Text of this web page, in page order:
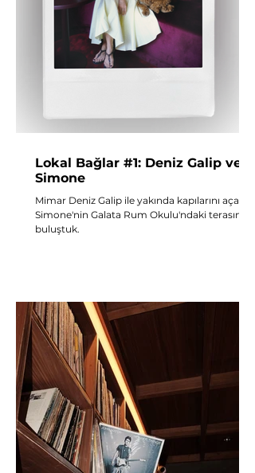
Lokal Bağlar #1: Deniz Galip ve
Simone
Mimar Deniz Galip ile yakında kapılarını açacak
Simone'nin Galata Rum Okulu'ndaki terasında
buluştuk.